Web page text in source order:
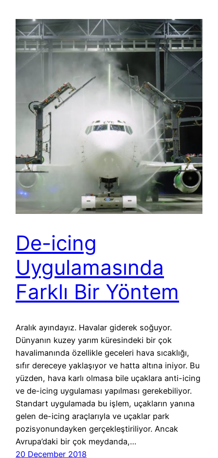
De-icing
Uygulamasında
Farklı Bir Yöntem
Aralık ayındayız. Havalar giderek soğuyor.
Dünyanın kuzey yarım küresindeki bir çok
havalimanında özellikle geceleri hava sıcaklığı,
sıfır dereceye yaklaşıyor ve hatta altına iniyor. Bu
yüzden, hava karlı olmasa bile uçaklara anti-icing
ve de-icing uygulaması yapılması gerekebiliyor.
Standart uygulamada bu işlem, uçakların yanına
gelen de-icing araçlarıyla ve uçaklar park
pozisyonundayken gerçekleştiriliyor. Ancak
Avrupa’daki bir çok meydanda,…
20 December 2018